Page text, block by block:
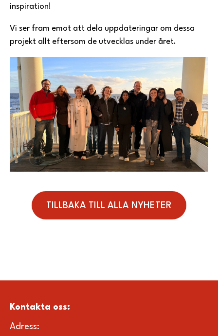
inspiration!
Vi ser fram emot att dela uppdateringar om dessa
projekt allt eftersom de utvecklas under året.
TILLBAKA TILL ALLA NYHETER
Kontakta oss:
Adress: